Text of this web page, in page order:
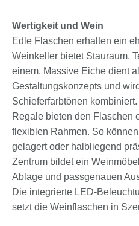
Wertigkeit und Wein
Edle Flaschen erhalten ein
Weinkeller bietet Stauraum,
einem. Massive Eiche dient
Gestaltungskonzepts und
Schieferfarbtönen
Regale bieten den Flaschen
flexiblen Rahmen. So
gelagert oder halbliegend
Zentrum bildet ein
Ablage und passgenauen
Die integrierte LED-
setzt die Weinflaschen in